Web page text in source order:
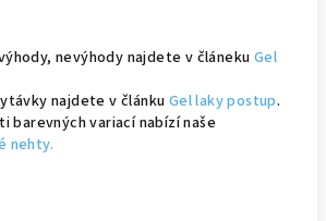
nevýhody najdete v článeku Gel
najdete v článku Gel laky postup.
barevných variací nabízí naše
nehty.